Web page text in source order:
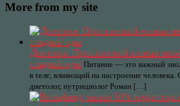
More from my site
Диетолог Пристанский назвал
сладкой еды Питание — это важный
в теле, влияющий на настроение
диетолог, нутрициолог Роман […]